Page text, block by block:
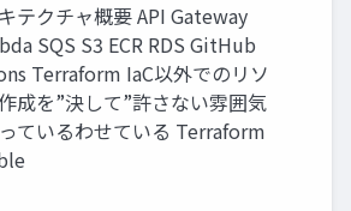
テクチャ概要 API Gateway
SQS S3 ECR RDS GitHub
Terraform IaC以外でのリソ
成を”決して”許さない雰囲気
ているわせている Terraform